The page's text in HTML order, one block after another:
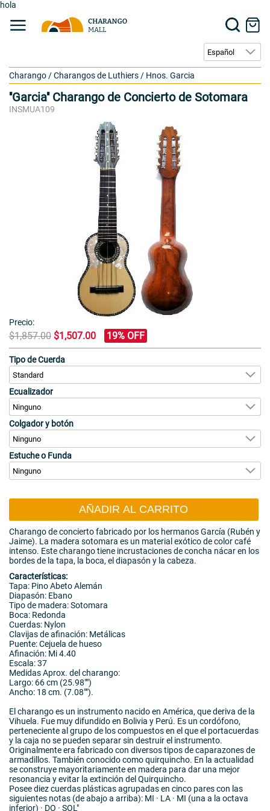
hola
Charango /Charangos de Luthiers / Hnos. Garcia
''Garcia'' Charango de Concierto de Sotomara
INSMUA109
Precio:
$1,857.00 $1,507.00 19% OFF
Tipo de Cuerda
Ecualizador
Colgador y botón
Estuche o Funda
AÑADIR AL CARRITO
Charango de concierto fabricado por los hermanos García (Rubén y
Jaime). La madera sotomara es un material exótico de color café
intenso. Este charango tiene incrustaciones de concha nácar en los
bordes de la tapa, la boca, el diapasón y la cabeza.
Características:
Tapa: Pino Abeto Alemán
Diapasón: Ebano
Tipo de madera: Sotomara
Boca: Redonda
Cuerdas: Nylon
Clavijas de afinación: Metálicas
Puente: Cejuela de hueso
Afinación: Mi 4.40
Escala: 37
Medidas Aprox. del charango:
Largo: 66 cm (25.98"")
Ancho: 18 cm. (7.08"").
El charango es un instrumento nacido en América, que deriva de la
Vihuela. Fue muy difundido en Bolivia y Perú. Es un cordófono,
perteneciente al grupo de los compuestos en el que el portacuerdas
y la caja no se pueden separar sin destruir el instrumento.
Originalmente era fabricado con diversos tipos de caparazones de
armadillos. También conocido como quirquincho. En la actualidad
se construye mayoritariamente en madera para dar una mejor
resonancia y evitar la extinción del Quirquincho.
Posee diez cuerdas plásticas agrupadas en cinco pares con las
siguientes notas (de abajo a arriba): MI · LA · MI (una a la octava
inferior) · DO · SOL"